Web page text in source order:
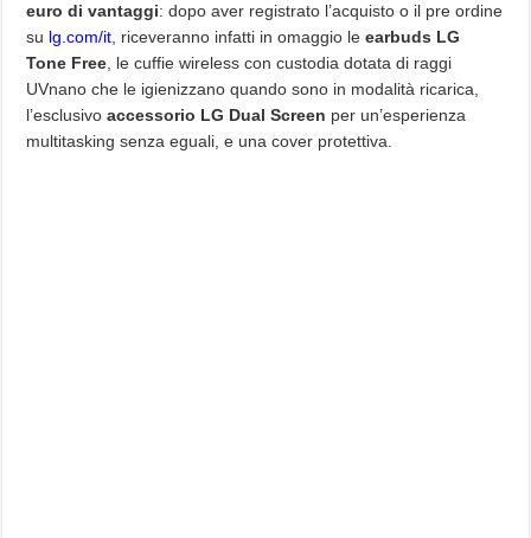
euro di vantaggi: dopo aver registrato l’acquisto o il pre ordine
su lg.com/it , riceveranno infatti in omaggio leearbuds LG
Tone Free , le cuffie wireless con custodia dotata di raggi
UVnano che le igienizzano quando sono in modalità ricarica,
l’esclusivoaccessorio LG Dual Screen per un’esperienza
multitasking senza eguali, e una cover protettiva.